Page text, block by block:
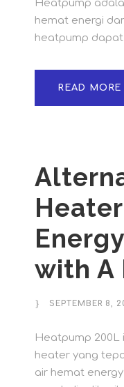
Heatpump
hemat energi
heatpump dapat
READ MORE
with A
SEPTEMBER 8,
Heatpump
heater yang
air hemat